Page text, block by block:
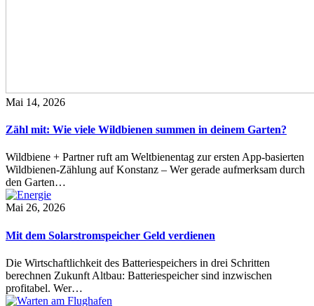
Mai 14, 2026
Zähl mit: Wie viele Wildbienen summen in deinem Garten?
Wildbiene + Partner ruft am Weltbienentag zur ersten App-basierten
Wildbienen-Zählung auf Konstanz – Wer gerade aufmerksam durch
den Garten…
Mai 26, 2026
Mit dem Solarstromspeicher Geld verdienen
Die Wirtschaftlichkeit des Batteriespeichers in drei Schritten
berechnen Zukunft Altbau: Batteriespeicher sind inzwischen
profitabel. Wer…